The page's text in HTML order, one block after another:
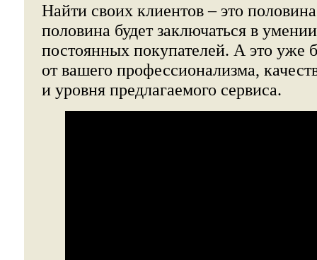
Найти своих клиентов – это
половина будет заключаться в
постоянных покупателей. А это уже
от вашего профессионализма,
и уровня предлагаемого сервиса.